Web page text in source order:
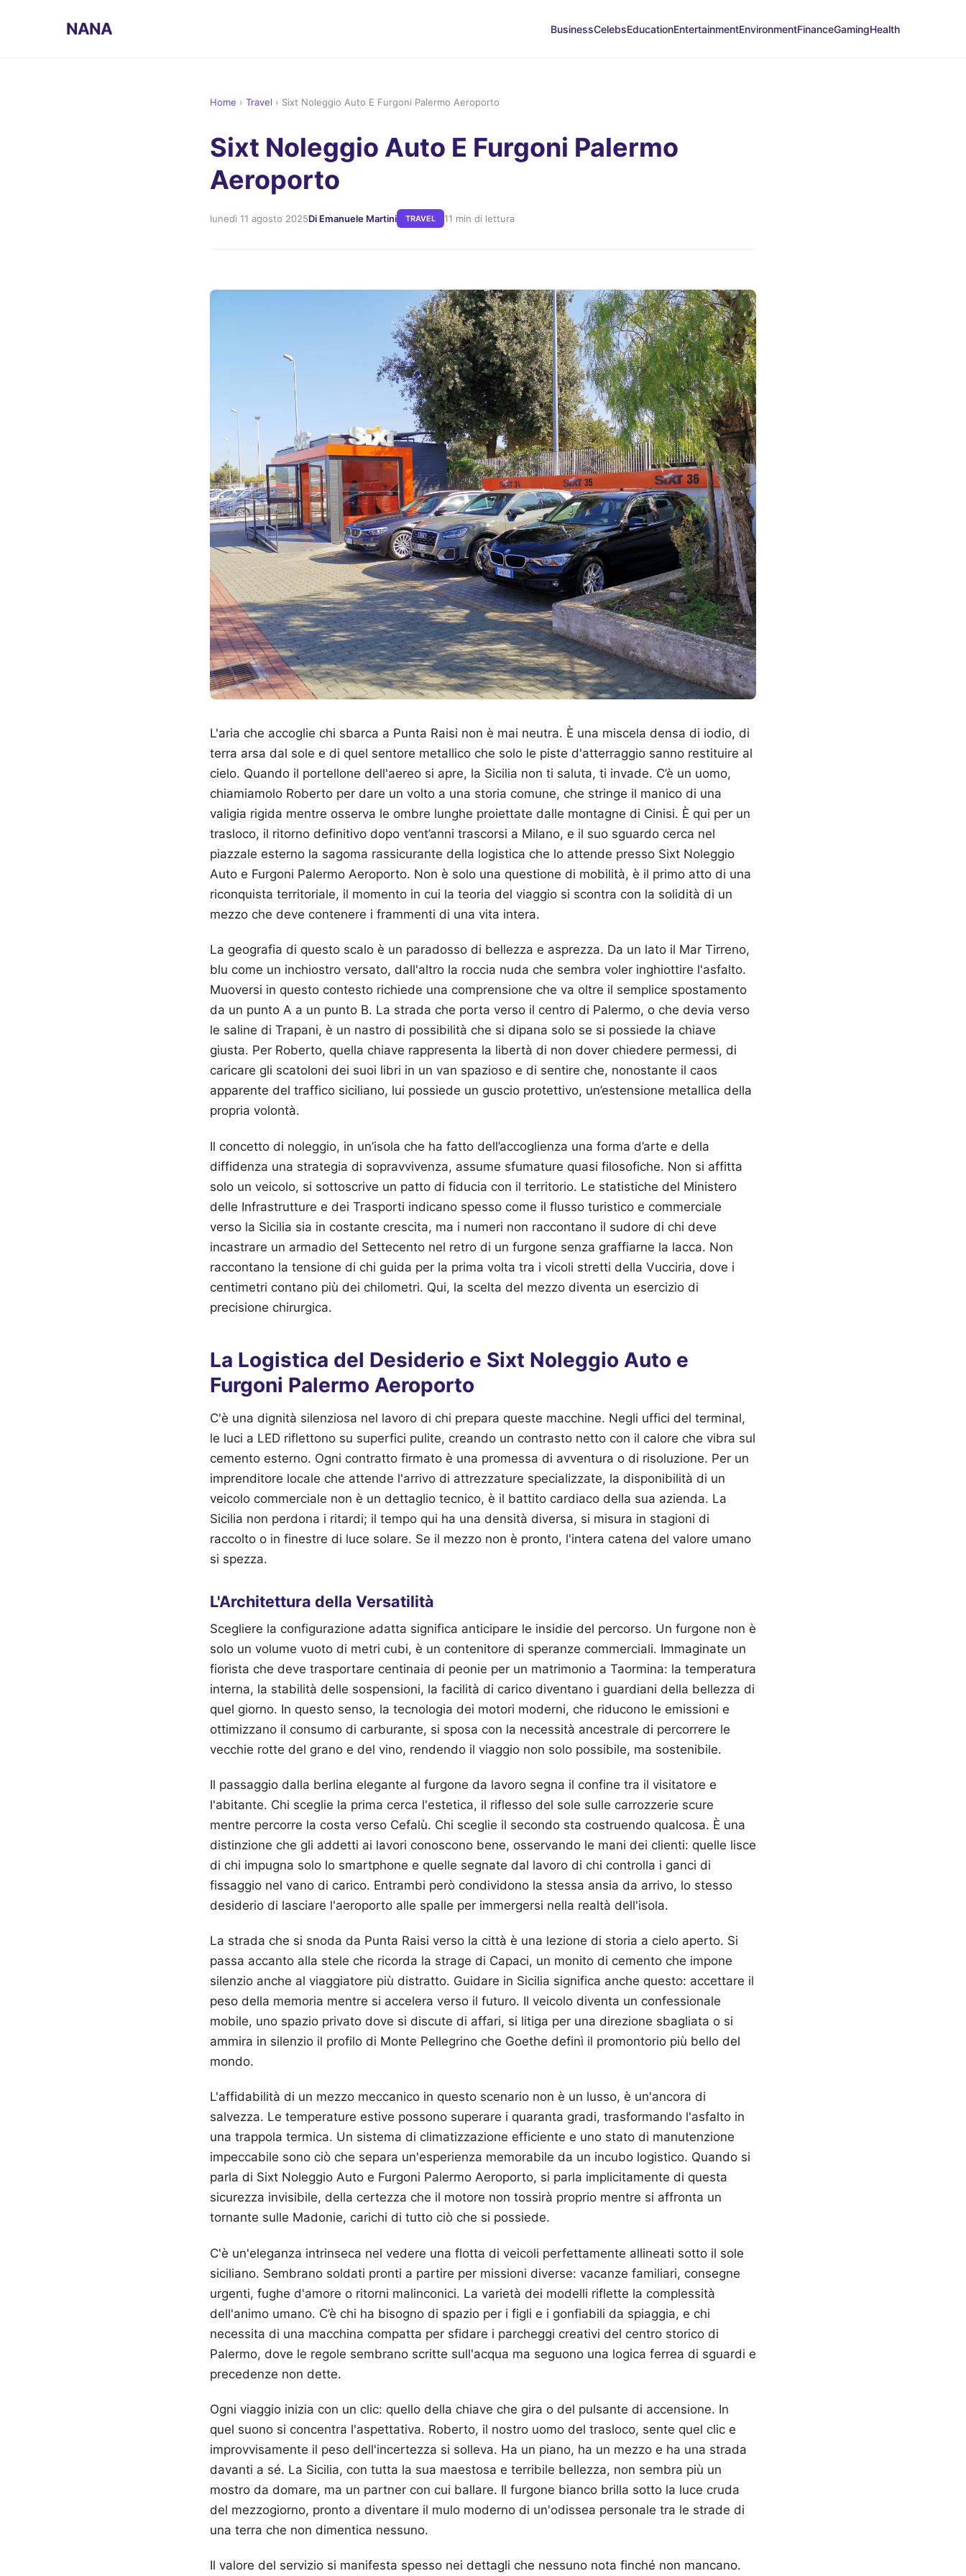
NANA BusinessCelebsEducationEntertainmentEnvironmentFinanceGamingHealth
Home › Travel › Sixt Noleggio Auto E Furgoni Palermo Aeroporto
Sixt Noleggio Auto E Furgoni Palermo
Aeroporto
lunedì 11 agosto 2025Di Emanuele Martini TRAVEL 11 min di lettura
L'aria che accoglie chi sbarca a Punta Raisi non è mai neutra. È una miscela densa di iodio, di
terra arsa dal sole e di quel sentore metallico che solo le piste d'atterraggio sanno restituire al
cielo. Quando il portellone dell'aereo si apre, la Sicilia non ti saluta, ti invade. C’è un uomo,
chiamiamolo Roberto per dare un volto a una storia comune, che stringe il manico di una
valigia rigida mentre osserva le ombre lunghe proiettate dalle montagne di Cinisi. È qui per un
trasloco, il ritorno definitivo dopo vent’anni trascorsi a Milano, e il suo sguardo cerca nel
piazzale esterno la sagoma rassicurante della logistica che lo attende presso Sixt Noleggio
Auto e Furgoni Palermo Aeroporto. Non è solo una questione di mobilità, è il primo atto di una
riconquista territoriale, il momento in cui la teoria del viaggio si scontra con la solidità di un
mezzo che deve contenere i frammenti di una vita intera.
La geografia di questo scalo è un paradosso di bellezza e asprezza. Da un lato il Mar Tirreno,
blu come un inchiostro versato, dall'altro la roccia nuda che sembra voler inghiottire l'asfalto.
Muoversi in questo contesto richiede una comprensione che va oltre il semplice spostamento
da un punto A a un punto B. La strada che porta verso il centro di Palermo, o che devia verso
le saline di Trapani, è un nastro di possibilità che si dipana solo se si possiede la chiave
giusta. Per Roberto, quella chiave rappresenta la libertà di non dover chiedere permessi, di
caricare gli scatoloni dei suoi libri in un van spazioso e di sentire che, nonostante il caos
apparente del traffico siciliano, lui possiede un guscio protettivo, un’estensione metallica della
propria volontà.
Il concetto di noleggio, in un’isola che ha fatto dell’accoglienza una forma d’arte e della
diffidenza una strategia di sopravvivenza, assume sfumature quasi filosofiche. Non si affitta
solo un veicolo, si sottoscrive un patto di fiducia con il territorio. Le statistiche del Ministero
delle Infrastrutture e dei Trasporti indicano spesso come il flusso turistico e commerciale
verso la Sicilia sia in costante crescita, ma i numeri non raccontano il sudore di chi deve
incastrare un armadio del Settecento nel retro di un furgone senza graffiarne la lacca. Non
raccontano la tensione di chi guida per la prima volta tra i vicoli stretti della Vucciria, dove i
centimetri contano più dei chilometri. Qui, la scelta del mezzo diventa un esercizio di
precisione chirurgica.
La Logistica del Desiderio e Sixt Noleggio Auto e
Furgoni Palermo Aeroporto
C'è una dignità silenziosa nel lavoro di chi prepara queste macchine. Negli uffici del terminal,
le luci a LED riflettono su superfici pulite, creando un contrasto netto con il calore che vibra sul
cemento esterno. Ogni contratto firmato è una promessa di avventura o di risoluzione. Per un
imprenditore locale che attende l'arrivo di attrezzature specializzate, la disponibilità di un
veicolo commerciale non è un dettaglio tecnico, è il battito cardiaco della sua azienda. La
Sicilia non perdona i ritardi; il tempo qui ha una densità diversa, si misura in stagioni di
raccolto o in finestre di luce solare. Se il mezzo non è pronto, l'intera catena del valore umano
si spezza.
L'Architettura della Versatilità
Scegliere la configurazione adatta significa anticipare le insidie del percorso. Un furgone non è
solo un volume vuoto di metri cubi, è un contenitore di speranze commerciali. Immaginate un
fiorista che deve trasportare centinaia di peonie per un matrimonio a Taormina: la temperatura
interna, la stabilità delle sospensioni, la facilità di carico diventano i guardiani della bellezza di
quel giorno. In questo senso, la tecnologia dei motori moderni, che riducono le emissioni e
ottimizzano il consumo di carburante, si sposa con la necessità ancestrale di percorrere le
vecchie rotte del grano e del vino, rendendo il viaggio non solo possibile, ma sostenibile.
Il passaggio dalla berlina elegante al furgone da lavoro segna il confine tra il visitatore e
l'abitante. Chi sceglie la prima cerca l'estetica, il riflesso del sole sulle carrozzerie scure
mentre percorre la costa verso Cefalù. Chi sceglie il secondo sta costruendo qualcosa. È una
distinzione che gli addetti ai lavori conoscono bene, osservando le mani dei clienti: quelle lisce
di chi impugna solo lo smartphone e quelle segnate dal lavoro di chi controlla i ganci di
fissaggio nel vano di carico. Entrambi però condividono la stessa ansia da arrivo, lo stesso
desiderio di lasciare l'aeroporto alle spalle per immergersi nella realtà dell'isola.
La strada che si snoda da Punta Raisi verso la città è una lezione di storia a cielo aperto. Si
passa accanto alla stele che ricorda la strage di Capaci, un monito di cemento che impone
silenzio anche al viaggiatore più distratto. Guidare in Sicilia significa anche questo: accettare il
peso della memoria mentre si accelera verso il futuro. Il veicolo diventa un confessionale
mobile, uno spazio privato dove si discute di affari, si litiga per una direzione sbagliata o si
ammira in silenzio il profilo di Monte Pellegrino che Goethe definì il promontorio più bello del
mondo.
L'affidabilità di un mezzo meccanico in questo scenario non è un lusso, è un'ancora di
salvezza. Le temperature estive possono superare i quaranta gradi, trasformando l'asfalto in
una trappola termica. Un sistema di climatizzazione efficiente e uno stato di manutenzione
impeccabile sono ciò che separa un'esperienza memorabile da un incubo logistico. Quando si
parla di Sixt Noleggio Auto e Furgoni Palermo Aeroporto, si parla implicitamente di questa
sicurezza invisibile, della certezza che il motore non tossirà proprio mentre si affronta un
tornante sulle Madonie, carichi di tutto ciò che si possiede.
C'è un'eleganza intrinseca nel vedere una flotta di veicoli perfettamente allineati sotto il sole
siciliano. Sembrano soldati pronti a partire per missioni diverse: vacanze familiari, consegne
urgenti, fughe d'amore o ritorni malinconici. La varietà dei modelli riflette la complessità
dell'animo umano. C’è chi ha bisogno di spazio per i figli e i gonfiabili da spiaggia, e chi
necessita di una macchina compatta per sfidare i parcheggi creativi del centro storico di
Palermo, dove le regole sembrano scritte sull'acqua ma seguono una logica ferrea di sguardi e
precedenze non dette.
Ogni viaggio inizia con un clic: quello della chiave che gira o del pulsante di accensione. In
quel suono si concentra l'aspettativa. Roberto, il nostro uomo del trasloco, sente quel clic e
improvvisamente il peso dell'incertezza si solleva. Ha un piano, ha un mezzo e ha una strada
davanti a sé. La Sicilia, con tutta la sua maestosa e terribile bellezza, non sembra più un
mostro da domare, ma un partner con cui ballare. Il furgone bianco brilla sotto la luce cruda
del mezzogiorno, pronto a diventare il mulo moderno di un'odissea personale tra le strade di
una terra che non dimentica nessuno.
Il valore del servizio si manifesta spesso nei dettagli che nessuno nota finché non mancano.